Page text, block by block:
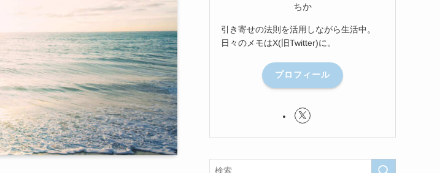
ちか
引き寄せの法則を活用しながら生活中。
日々のメモはX(旧Twitter)に。
プロフィール